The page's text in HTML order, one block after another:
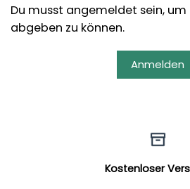
Du musst angemeldet sein, um
abgeben zu können.
Anmelden
Kostenloser